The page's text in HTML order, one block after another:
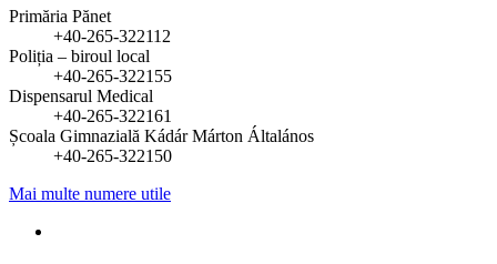
Primăria Pănet
+40-265-322112
Poliția – biroul local
+40-265-322155
Dispensarul Medical
+40-265-322161
Școala Gimnazială Kádár Márton Általános
+40-265-322150
Mai multe numere utile